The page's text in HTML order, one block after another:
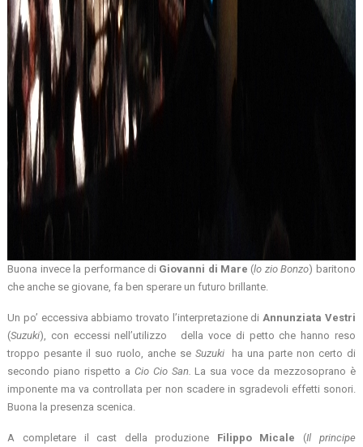
Buona invece la performance di Giovanni di Mare (lo zio Bonzo) baritono
che anche se giovane, fa ben sperare un futuro brillante.
Un po’ eccessiva abbiamo trovato l’interpretazione di Annunziata Vestri
(Suzuki), con eccessi nell’utilizzo della voce di petto che hanno reso
troppo pesante il suo ruolo, anche se Suzukiha una parte non certo di
secondo piano rispetto a Cio Cio San. La sua voce da mezzosoprano è
imponente ma va controllata per non scadere in sgradevoli effetti sonori.
Buona la presenza scenica.
A completare il cast della produzione Filippo Micale (Il principe